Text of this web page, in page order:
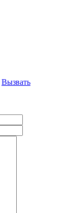
Вызвать